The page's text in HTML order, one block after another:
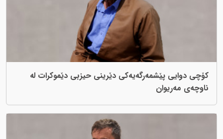
کۆچی دوایی پێشمەرگەیەکی دێرینی حیزبی دێموکرات لە
ناوچەی مەریوان